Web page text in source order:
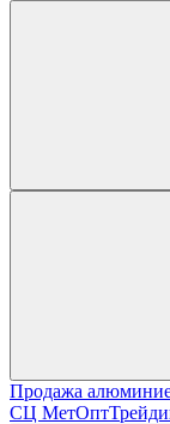
Продажа
СЦ